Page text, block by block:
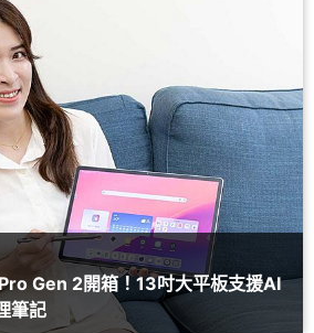
Gen 2開箱！13吋大平板支援AI
筆記